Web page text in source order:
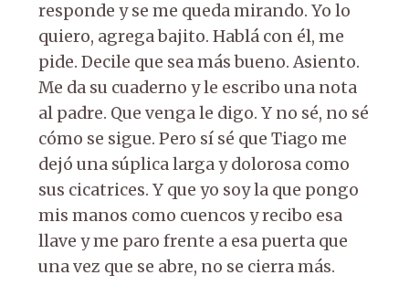
responde y se me queda mirando. Yo lo
quiero, agrega bajito. Hablá con él, me
pide. Decile que sea más bueno. Asiento.
Me da su cuaderno y le escribo una nota
al padre. Que venga le digo. Y no sé, no sé
cómo se sigue. Pero sí sé que Tiago me
dejó una súplica larga y dolorosa como
sus cicatrices. Y que yo soy la que pongo
mis manos como cuencos y recibo esa
llave y me paro frente a esa puerta que
una vez que se abre, no se cierra más.